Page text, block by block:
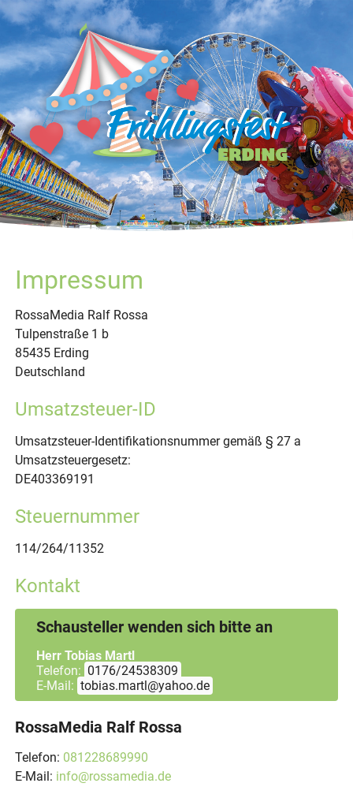
Impressum
RossaMedia Ralf Rossa
Tulpenstraße 1 b
85435 Erding
Deutschland
Umsatzsteuer-ID
Umsatzsteuer-Identifikationsnummer gemäß § 27 a
Umsatzsteuergesetz:
DE403369191
Steuernummer
114/264/11352
Kontakt
Schausteller wenden sich bitte an
Herr Tobias Martl
Telefon: 0176/24538309
E-Mail: tobias.martl@yahoo.de
RossaMedia Ralf Rossa
Telefon: 081228689990
E-Mail: info@rossamedia.de